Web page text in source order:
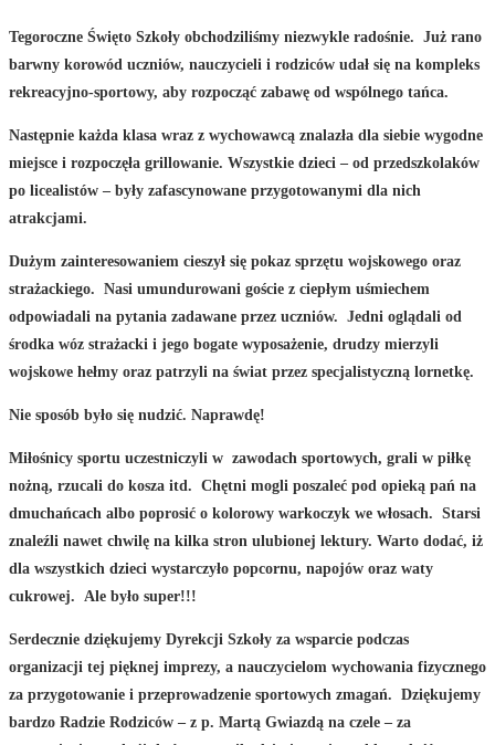
Tegoroczne Święto Szkoły obchodziliśmy niezwykle radośnie. Już rano
barwny korowód uczniów, nauczycieli i rodziców udał się na kompleks
rekreacyjno-sportowy, aby rozpocząć zabawę od wspólnego tańca.
Następnie każda klasa wraz z wychowawcą znalazła dla siebie wygodne
miejsce i rozpoczęła grillowanie. Wszystkie dzieci – od przedszkolaków
po licealistów – były zafascynowane przygotowanymi dla nich
atrakcjami.
Dużym zainteresowaniem cieszył się pokaz sprzętu wojskowego oraz
strażackiego. Nasi umundurowani goście z ciepłym uśmiechem
odpowiadali na pytania zadawane przez uczniów. Jedni oglądali od
środka wóz strażacki i jego bogate wyposażenie, drudzy mierzyli
wojskowe hełmy oraz patrzyli na świat przez specjalistyczną lornetkę.
Nie sposób było się nudzić. Naprawdę!
Miłośnicy sportu uczestniczyli w zawodach sportowych, grali w piłkę
nożną, rzucali do kosza itd. Chętni mogli poszaleć pod opieką pań na
dmuchańcach albo poprosić o kolorowy warkoczyk we włosach. Starsi
znaleźli nawet chwilę na kilka stron ulubionej lektury. Warto dodać, iż
dla wszystkich dzieci wystarczyło popcornu, napojów oraz waty
cukrowej. Ale było super!!!
Serdecznie dziękujemy Dyrekcji Szkoły za wsparcie podczas
organizacji tej pięknej imprezy, a nauczycielom wychowania fizycznego
za przygotowanie i przeprowadzenie sportowych zmagań. Dziękujemy
bardzo Radzie Rodziców – z p. Martą Gwiazdą na czele – za